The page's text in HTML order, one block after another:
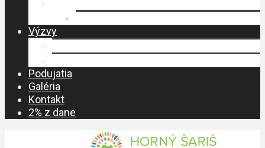
Výzvy
Podujatia
Galéria
Kontakt
2% z dane